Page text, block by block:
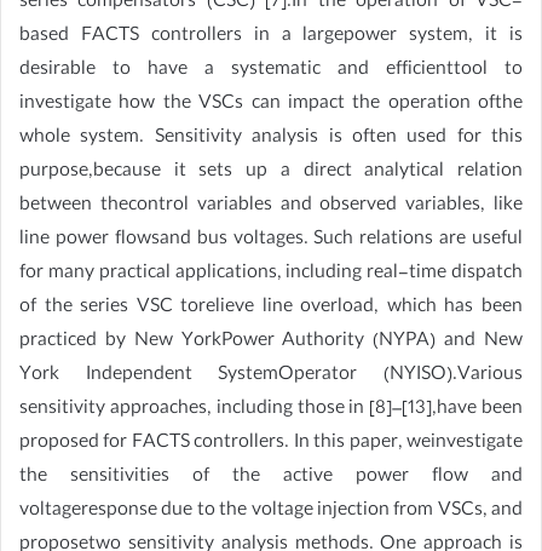
based FACTS controllers in a largepower system, it is
desirable to have a systematic and efficienttool to
investigate how the VSCs can impact the operation ofthe
whole system. Sensitivity analysis is often used for this
purpose,because it sets up a direct analytical relation
between thecontrol variables and observed variables, like
line power flowsand bus voltages. Such relations are useful
for many practical applications, including real-time dispatch
of the series VSC torelieve line overload, which has been
practiced by New YorkPower Authority (NYPA) and New
York Independent SystemOperator (NYISO).Various
sensitivity approaches, including those in [8]–[13],have been
proposed for FACTS controllers. In this paper, weinvestigate
the sensitivities of the active power flow and
voltageresponse due to the voltage injection from VSCs, and